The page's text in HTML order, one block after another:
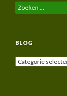
Zoeken
naar:
BLOG
Blog